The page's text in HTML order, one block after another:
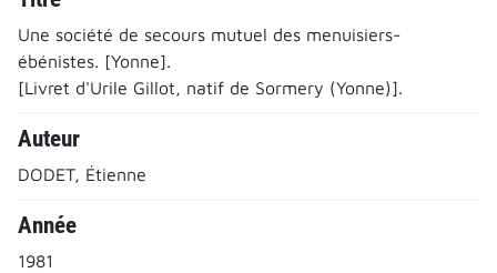
Une société de secours mutuel des menuisiers-
ébénistes. [Yonne].
[Livret d'Urile Gillot, natif de Sormery (Yonne)].
Auteur
DODET, Étienne
Année
1981